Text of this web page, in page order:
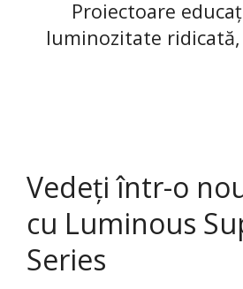
Proiectoare
luminozitate
Vedeți într-o
cu Luminous
Series